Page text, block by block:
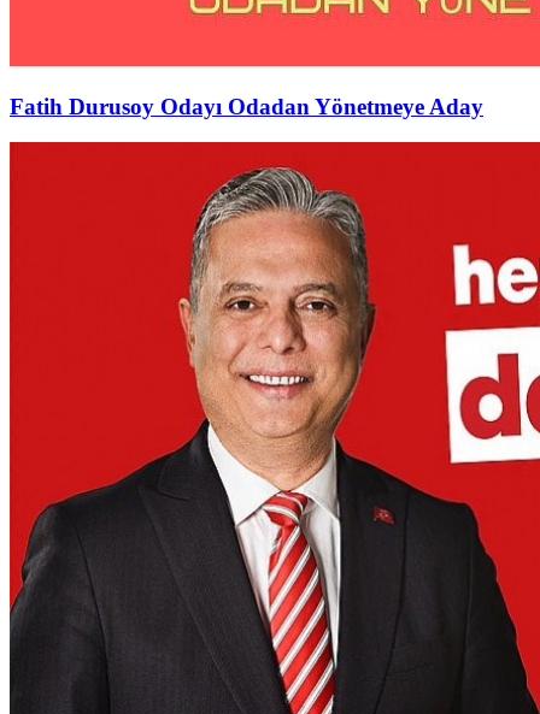
Fatih Durusoy Odayı Odadan Yönetmeye Aday